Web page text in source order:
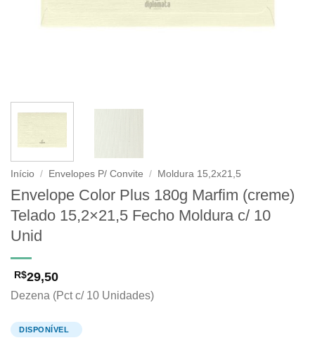
Início / Envelopes P/ Convite / Moldura 15,2x21,5
Envelope Color Plus 180g Marfim (creme)
Telado 15,2×21,5 Fecho Moldura c/ 10
Unid
R$29,50
Dezena (Pct c/ 10 Unidades)